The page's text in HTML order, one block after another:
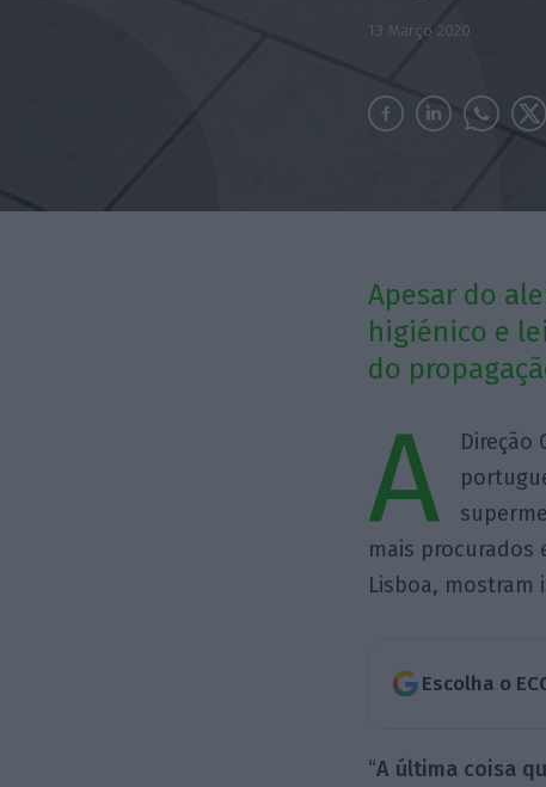
13 Março 2020
Apesar do
higiénico e
do
A Direção
mais procurados
Lisboa, mostram
Escolha o
“A última coisa